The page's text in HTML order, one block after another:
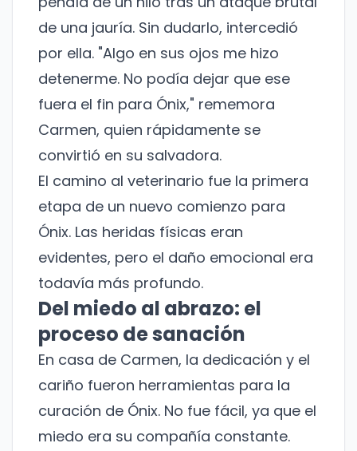
de una jauría. Sin dudarlo, intercedió
por ella. "Algo en sus ojos me hizo
detenerme. No podía dejar que ese
fuera el fin para Ónix," rememora
Carmen, quien rápidamente se
convirtió en su salvadora.
El camino al veterinario fue la primera
etapa de un nuevo comienzo para
Ónix. Las heridas físicas eran
evidentes, pero el daño emocional era
todavía más profundo.
Del miedo al abrazo: el
proceso de sanación
En casa de Carmen, la dedicación y el
cariño fueron herramientas para la
curación de Ónix. No fue fácil, ya que el
miedo era su compañía constante.